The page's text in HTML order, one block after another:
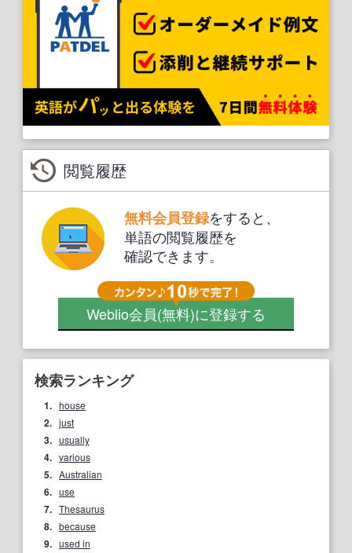
閲覧履歴
無料会員登録をすると、
単語の閲覧履歴を
確認できます。
Weblio会員(無料)に登録する
検索ランキング
1. house
2. just
3. usually
4. various
5. Australian
6. use
7. Thesaurus
8. because
9. used in